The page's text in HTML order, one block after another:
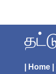
| Home